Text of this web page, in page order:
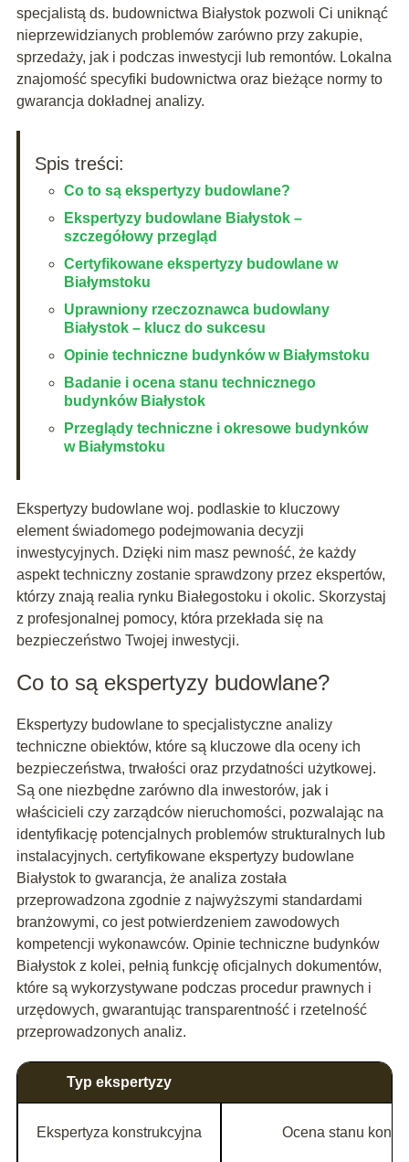
specjalistą ds. budownictwa Białystok pozwoli Ci uniknąć
nieprzewidzianych problemów zarówno przy zakupie,
sprzedaży, jak i podczas inwestycji lub remontów. Lokalna
znajomość specyfiki budownictwa oraz bieżące normy to
gwarancja dokładnej analizy.
Spis treści:
Co to są ekspertyzy budowlane?
Ekspertyzy budowlane Białystok –
szczegółowy przegląd
Certyfikowane ekspertyzy budowlane w
Białymstoku
Uprawniony rzeczoznawca budowlany
Białystok – klucz do sukcesu
Opinie techniczne budynków w Białymstoku
Badanie i ocena stanu technicznego
budynków Białystok
Przeglądy techniczne i okresowe budynków
w Białymstoku
Ekspertyzy budowlane woj. podlaskie to kluczowy
element świadomego podejmowania decyzji
inwestycyjnych. Dzięki nim masz pewność, że każdy
aspekt techniczny zostanie sprawdzony przez ekspertów,
którzy znają realia rynku Białegostoku i okolic. Skorzystaj
z profesjonalnej pomocy, która przekłada się na
bezpieczeństwo Twojej inwestycji.
Co to są ekspertyzy budowlane?
Ekspertyzy budowlane to specjalistyczne analizy
techniczne obiektów, które są kluczowe dla oceny ich
bezpieczeństwa, trwałości oraz przydatności użytkowej.
Są one niezbędne zarówno dla inwestorów, jak i
właścicieli czy zarządców nieruchomości, pozwalając na
identyfikację potencjalnych problemów strukturalnych lub
instalacyjnych. certyfikowane ekspertyzy budowlane
Białystok to gwarancja, że analiza została
przeprowadzona zgodnie z najwyższymi standardami
branżowymi, co jest potwierdzeniem zawodowych
kompetencji wykonawców. Opinie techniczne budynków
Białystok z kolei, pełnią funkcję oficjalnych dokumentów,
które są wykorzystywane podczas procedur prawnych i
urzędowych, gwarantując transparentność i rzetelność
przeprowadzonych analiz.
Typ ekspertyzy
Ekspertyza konstrukcyjna Ocena stanu